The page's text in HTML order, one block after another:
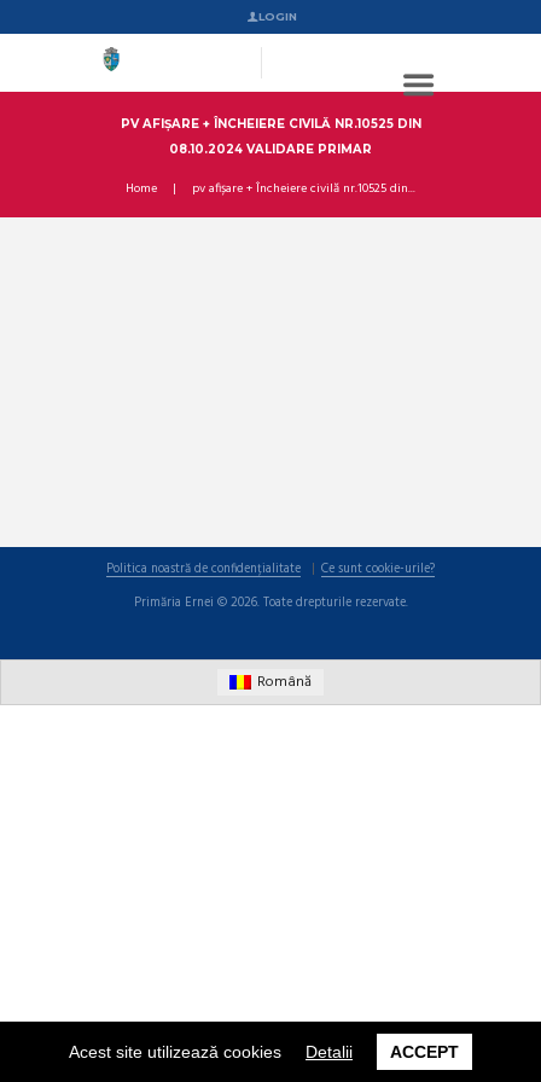
Acest site utilizează cookies Detalii ACCEPT
LOGIN
PV AFIȘARE + ÎNCHEIERE CIVILĂ NR.10525 DIN
08.10.2024 VALIDARE PRIMAR
Home pv afișare + Încheiere civilă nr.10525 din...
Politica noastră de confidențialitate
Ce sunt cookie-urile?
Primăria Ernei © 2026. Toate drepturile rezervate.
Română